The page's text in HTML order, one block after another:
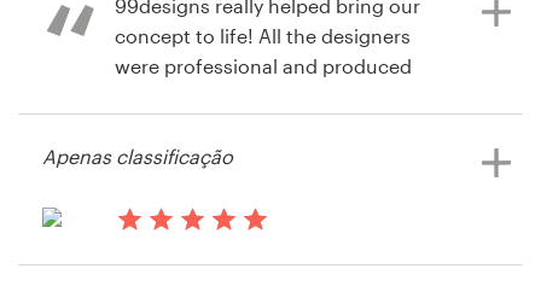
99designs really helped bring our
concept to life! All the designers
were professional and produced
rolling in, it was very exciting. I'm
experience.
Apenas classificação
Pesquisar todas as categorias
Central de Ajuda